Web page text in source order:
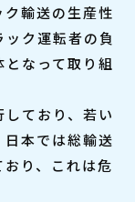
輸送の生産性
ク運転者の負
なって取り組
ており、若い
本では総輸送
り、これは危